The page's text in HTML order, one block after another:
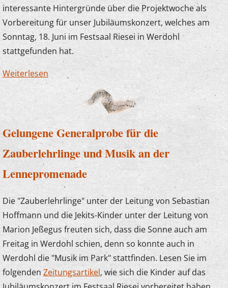
interessante Hintergründe über die Projektwoche als
Vorbereitung für unser Jubiläumskonzert, welches am
Sonntag, 18. Juni im Festsaal Riesei in Werdohl
stattgefunden hat.
Weiterlesen über Bericht über die Projektwoche der
Musikschule
Gelungene Generalprobe für die
Zauberlehrlinge und Musik an der
Lennepromenade
Die "Zauberlehrlinge" unter der Leitung von Sebastian
Hoffmann und die Jekits-Kinder unter der Leitung von
Marion Jeßegus freuten sich, dass die Sonne auch am
Freitag in Werdohl schien, denn so konnte auch in
Werdohl die "Musik im Park" stattfinden. Lesen Sie im
folgendenZeitungsartikel, wie sich die Kinder auf das